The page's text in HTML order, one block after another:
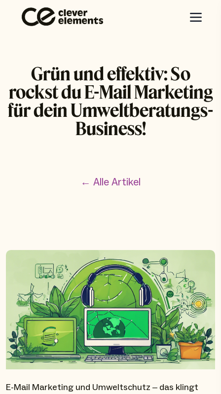
Grün und effektiv: So
rockst du E-Mail Marketing
für dein Umweltberatungs-
Business!
← Alle Artikel
E-Mail Marketing und Umweltschutz – das klingt